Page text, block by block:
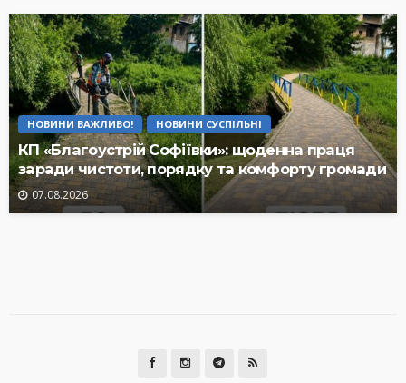
НОВИНИ ВАЖЛИВО! НОВИНИ СУСПІЛЬНІ
КП «Благоустрій Софіївки»: щоденна праця
заради чистоти, порядку та комфорту громади
07.08.2026